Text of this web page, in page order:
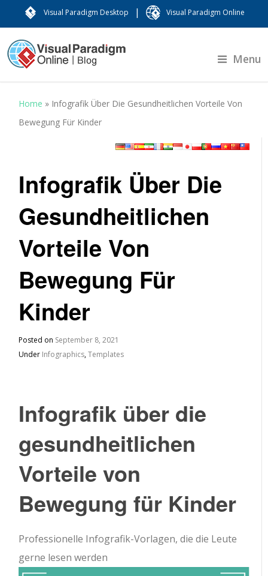
Visual Paradigm Desktop | Visual Paradigm Online
Menu
Home » Infografik Über Die Gesundheitlichen Vorteile Von
Bewegung Für Kinder
Infografik Über Die
Gesundheitlichen
Vorteile Von
Bewegung Für
Kinder
Posted on September 8, 2021
Under Infographics,Templates
Infografik über die
gesundheitlichen
Vorteile von
Bewegung für Kinder
Professionelle Infografik-Vorlagen, die die Leute
gerne lesen werden